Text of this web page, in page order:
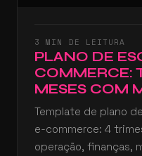
3 MIN DE LEITURA
PLANO DE
COMMERCE:
MESES COM
Template de plano
e-commerce: 4
operação, finanças,